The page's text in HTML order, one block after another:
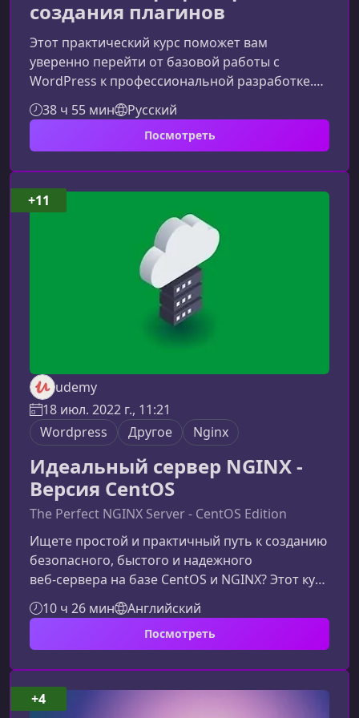
создания плагинов
Этот практический курс поможет вам
уверенно перейти от базовой работы с
WordPress к профессиональной разработке.
Вы узнаете, как создавать собственные
плагины, расширять функциональность
сайтов и формировать востребованные
навыки, которые ценятся на рынке.Что вы
освоите в процессе обученияКурс направлен
на получение практического опыта
разработки плагинов WordPress с нуля.
Обучение построено так, чтобы вы смогли
сразу применять знания в реальн
38 ч 55 мин Русский
Посмотреть
udemy
18 июл. 2022 г., 11:21
Wordpress
Другое Nginx
Идеальный сервер NGINX -
Версия CentOS
The Perfect NGINX Server - CentOS Edition
Ищете простой и практичный путь к созданию
безопасного, быстого и надежного
веб‑сервера на базе CentOS и NGINX? Этот курс
станет вашим пошаговым путеводителем в
мир серверной администрирования,
оптимизации и профессионального хостинга
CentOSCentOS и Rocky Linux — это стабильные,
надежные и корпоративные Linux‑системы,
идеально подходящие для хостинга. В
10 ч 26 мин Английский
Посмотреть
+11
+4